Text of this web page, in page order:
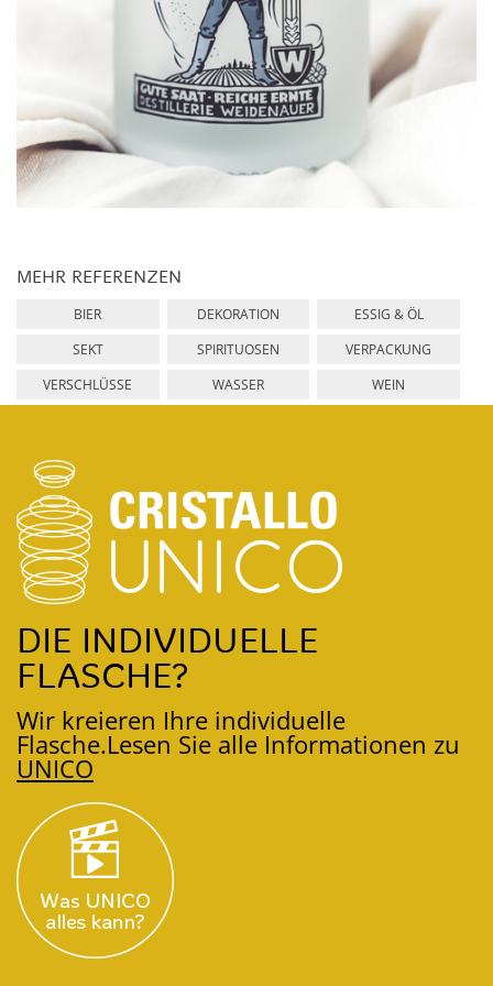
MEHR REFERENZEN
BIER DEKORATION
ESSIG & ÖL
SEKT
SPIRITUOSEN
VERPACKUNG
VERSCHLÜSSE
WASSER WEIN
DIE INDIVIDUELLE
FLASCHE?
Wir kreieren Ihre individuelle
Flasche.Lesen Sie alle Informationen zu
UNICO